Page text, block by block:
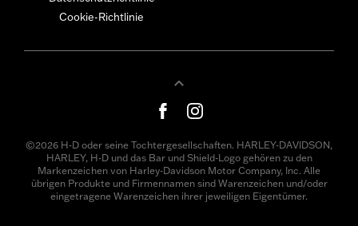
Cookie-Richtlinie
©2026 H-D oder seine Tochtergesellschaften. HARLEY-DAVIDSON,
HARLEY, H-D und das Bar und Shield-Logo gehören zu den
Markenzeichen von Harley-Davidson Motor Company, Inc. Alle
übrigen Produkte und Firmennamen sind Warenzeichen und/oder
eingetragene Warenzeichen ihrer jeweiligen Eigentümer.